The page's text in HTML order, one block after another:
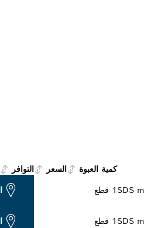
كمية العبوة السعر
التوافر
1 قطع
1 قطع